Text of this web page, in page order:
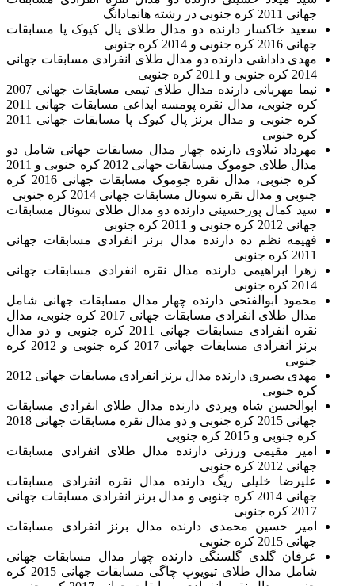
جهانی 2011 کره جنوبی در رشته هانمادانگ
سعید خاکسار دارنده دو مدال طلای پال کیوک پا مسابقات
جهانی 2016 کره جنوبی و 2014 کره جنوبی
مهدی داداشی دارنده دو مدال طلای انفرادی مسابقات جهانی
2014 کره جنوبی و 2011 کره جنوبی
نیما مهربانی دارنده مدال طلای تیمی مسابقات جهانی 2007
کره جنوبی، مدال نقره پومسه ابداعی مسابقات جهانی 2011
کره جنوبی و مدال برنز پال کیوک پا مسابقات جهانی 2011
کره جنوبی
مهرداد تیلاوی دارنده چهار مدال مسابقات جهانی شامل دو
مدال طلای جوموک مسابقات جهانی 2012 کره جنوبی و 2011
کره جنوبی، مدال نقره جوموک مسابقات جهانی 2016 کره
جنوبی و مدال نقره سونال مسابقات جهانی 2014 کره جنوبی
سید کمال پورحسینی دارنده دو مدال طلای سونال مسابقات
جهانی 2012 کره جنوبی و 2011 کره جنوبی
فهیمه نظم ده دارنده مدال برنز انفرادی مسابقات جهانی
2011 کره جنوبی
زهرا ابراهیمی دارنده مدال نقره انفرادی مسابقات جهانی
2014 کره جنوبی
محمود ابوالفتحی دارنده چهار مدال مسابقات جهانی شامل
مدال طلای انفرادی مسابقات جهانی 2017 کره جنوبی، مدال
نقره انفرادی مسابقات جهانی 2011 کره جنوبی و دو مدال
برنز انفرادی مسابقات جهانی 2017 کره جنوبی و 2012 کره
جنوبی
مهدی بصیری دارنده مدال برنز انفرادی مسابقات جهانی 2012
کره جنوبی
ابوالحسن شاه ویردی دارنده مدال طلای انفرادی مسابقات
جهانی 2015 کره جنوبی و دو مدال نقره مسابقات جهانی 2018
کره جنوبی و 2015 کره جنوبی
امیر مقیمی ورزتی دارنده مدال طلای انفرادی مسابقات
جهانی 2012 کره جنوبی
علیرضا خلیلی ریگ دارنده مدال نقره انفرادی مسابقات
جهانی 2014 کره جنوبی و مدال برنز انفرادی مسابقات جهانی
2017 کره جنوبی
امیر حسین محمدی دارنده مدال برنز انفرادی مسابقات
جهانی 2015 کره جنوبی
عرفان گلدی گلسنگی دارنده چهار مدال مسابقات جهانی
شامل مدال طلای تیویوپ چاگی مسابقات جهانی 2015 کره